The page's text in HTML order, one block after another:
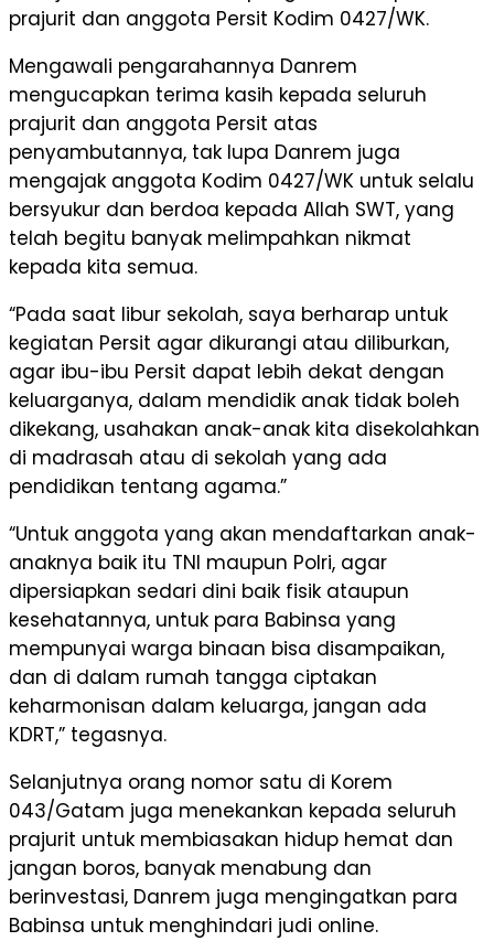
prajurit dan anggota Persit Kodim 0427/WK.
Mengawali pengarahannya Danrem
mengucapkan terima kasih kepada seluruh
prajurit dan anggota Persit atas
penyambutannya, tak lupa Danrem juga
mengajak anggota Kodim 0427/WK untuk selalu
bersyukur dan berdoa kepada Allah SWT, yang
telah begitu banyak melimpahkan nikmat
kepada kita semua.
“Pada saat libur sekolah, saya berharap untuk
kegiatan Persit agar dikurangi atau diliburkan,
agar ibu-ibu Persit dapat lebih dekat dengan
keluarganya, dalam mendidik anak tidak boleh
dikekang, usahakan anak-anak kita disekolahkan
di madrasah atau di sekolah yang ada
pendidikan tentang agama.”
“Untuk anggota yang akan mendaftarkan anak-
anaknya baik itu TNI maupun Polri, agar
dipersiapkan sedari dini baik fisik ataupun
kesehatannya, untuk para Babinsa yang
mempunyai warga binaan bisa disampaikan,
dan di dalam rumah tangga ciptakan
keharmonisan dalam keluarga, jangan ada
KDRT,” tegasnya.
Selanjutnya orang nomor satu di Korem
043/Gatam juga menekankan kepada seluruh
prajurit untuk membiasakan hidup hemat dan
jangan boros, banyak menabung dan
berinvestasi, Danrem juga mengingatkan para
Babinsa untuk menghindari judi online.